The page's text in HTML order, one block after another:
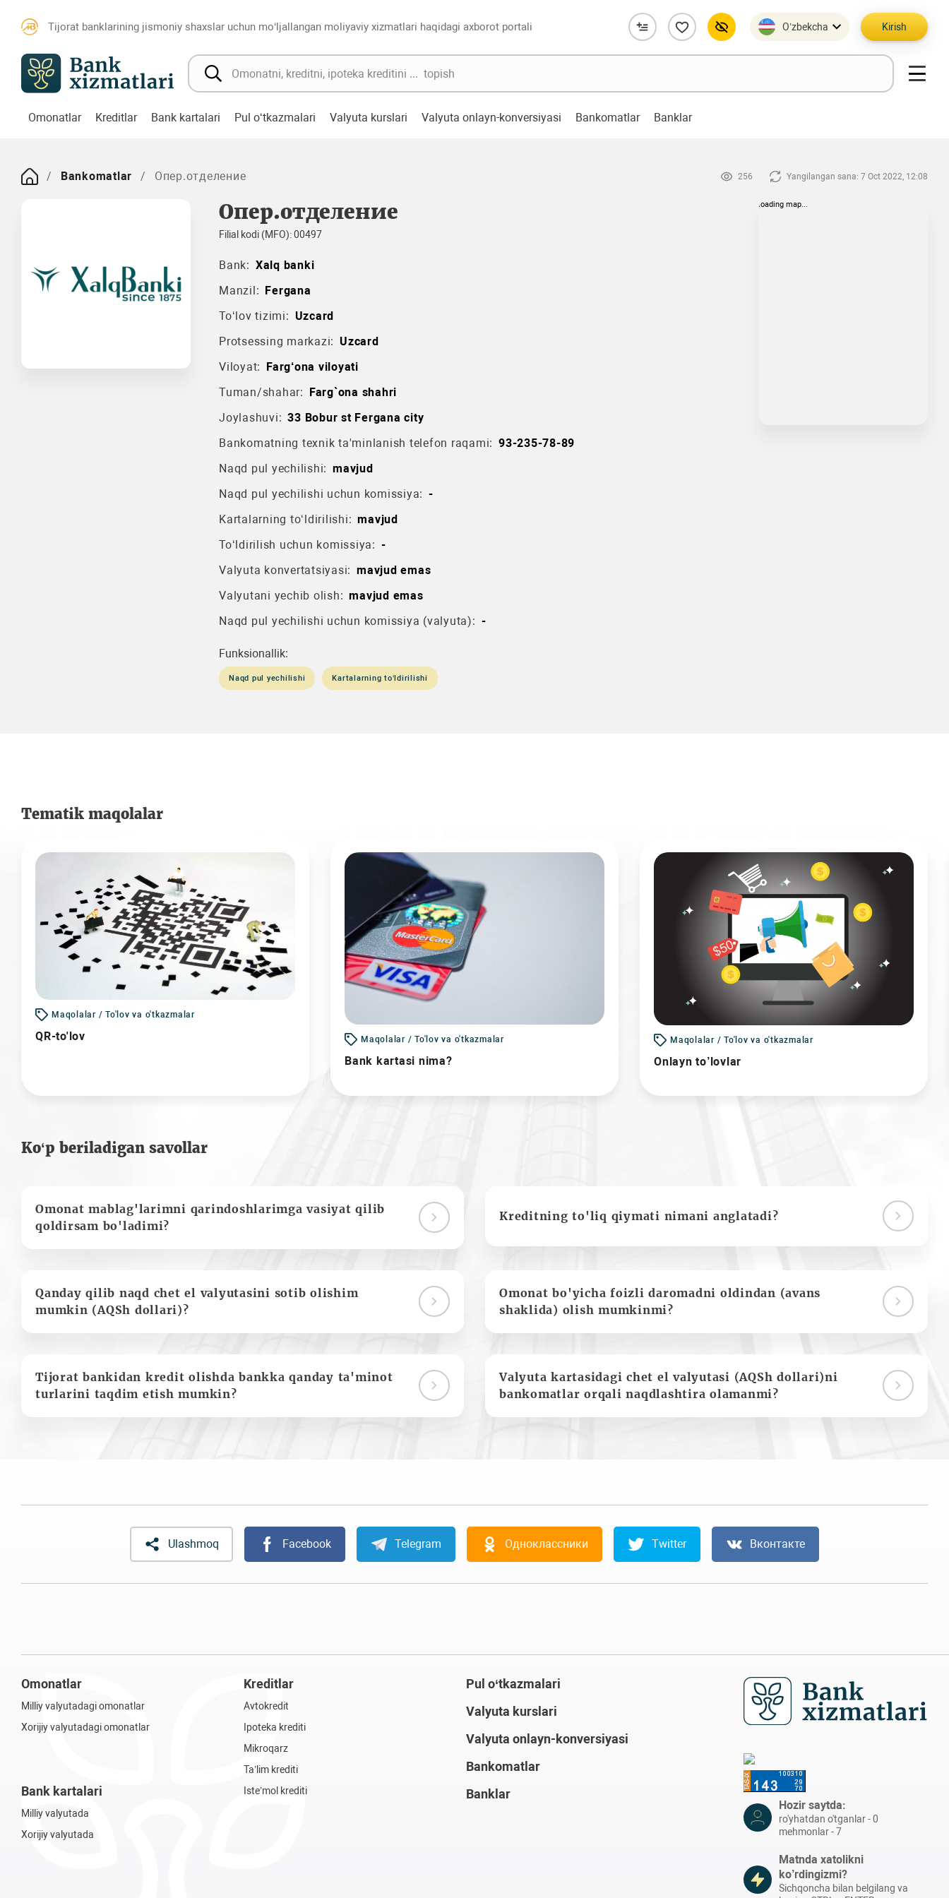
Tijorat banklarining jismoniy shaxslar uchun mo‘ljallangan moliyaviy xizmatlari haqidagi axborot portali O’zbekcha Kirish
Omonatlar Kreditlar Bank kartalari Pul o‘tkazmalari Valyuta kurslari Valyuta onlayn-konversiyasi Bankomatlar Banklar
Bankomatlar Опер.отделение 256 Yangilangan sana: 7 Oct 2022, 12:08
Опер.отделение
Filial kodi (MFO): 00497
Bank: Xalq banki
Manzil: Fergana
To‘lov tizimi: Uzcard
Protsessing markazi: Uzcard
Viloyat: Farg‘ona viloyati
Tuman/shahar: Farg`ona shahri
Joylashuvi: 33 Bobur st Fergana city
Bankomatning texnik ta'minlanish telefon raqami: 93-235-78-89
Naqd pul yechilishi: mavjud
Naqd pul yechilishi uchun komissiya: -
Kartalarning to‘ldirilishi: mavjud
To‘ldirilish uchun komissiya: -
Valyuta konvertatsiyasi: mavjud emas
Valyutani yechib olish: mavjud emas
Naqd pul yechilishi uchun komissiya (valyuta): -
Funksionallik:
Naqd pul yechilishi Kartalarning to‘ldirilishi
loading map...
Tematik maqolalar
Maqolalar / To'lov va o'tkazmalar
QR-to'lov Maqolalar / To'lov va o'tkazmalar
Bank kartasi nima?
Maqolalar / To'lov va o'tkazmalar
Onlayn to’lovlar
Ko‘p beriladigan savollar
Omonat mablag'larimni qarindoshlarimga vasiyat qilib
qoldirsam bo'ladimi?
Kreditning to'liq qiymati nimani anglatadi?
Qanday qilib naqd chet el valyutasini sotib olishim
mumkin (AQSh dollari)?
Omonat bo'yicha foizli daromadni oldindan (avans
shaklida) olish mumkinmi?
Tijorat bankidan kredit olishda bankka qanday ta'minot
turlarini taqdim etish mumkin?
Valyuta kartasidagi chet el valyutasi (AQSh dollari)ni
bankomatlar orqali naqdlashtira olamanmi?
Ulashmoq Facebook Telegram Одноклассники Twitter Вконтакте
Omonatlar
Milliy valyutadagi omonatlar
Xorijiy valyutadagi omonatlar
Bank kartalari
Milliy valyutada
Xorijiy valyutada
Kreditlar
Avtokredit
Ipoteka krediti
Mikroqarz
Ta’lim krediti
Iste’mol krediti
Pul o‘tkazmalari
Valyuta kurslari
Valyuta onlayn-konversiyasi
Bankomatlar
Banklar
Hozir saytda:
ro'yhatdan o'tganlar - 0
mehmonlar - 7
Matnda xatolikni
ko’rdingizmi?
Sichqoncha bilan belgilang va